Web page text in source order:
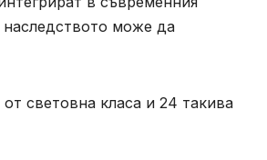
може да
световна класа и 24 такива